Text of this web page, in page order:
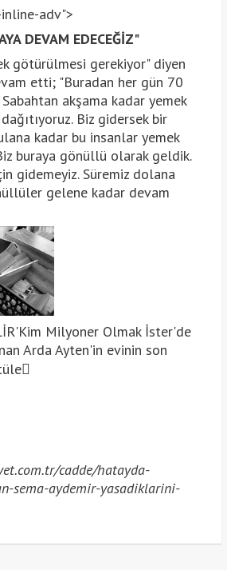
adv">
DEVAM EDECEĞİZ"
götürülmesi gerekiyor" diyen
etti; "Buradan her gün 70
Sabahtan akşama kadar yemek
Biz gidersek bir
kadar bu insanlar yemek
buraya gönüllü olarak geldik.
gidemeyiz. Süremiz dolana
gelene kadar devam
'Kim Milyoner Olmak İster'de
Arda Ayten'in evinin son
cadde/hatayda-
sema-aydemir-yasadiklarini-